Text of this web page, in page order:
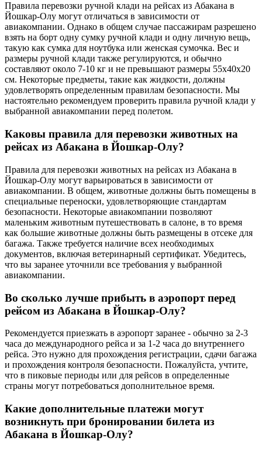
Правила перевозки ручной клади на рейсах из Абакана в
Йошкар-Олу могут отличаться в зависимости от
авиакомпании. Однако в общем случае пассажирам разрешено
взять на борт одну сумку ручной клади и одну личную вещь,
такую как сумка для ноутбука или женская сумочка. Вес и
размеры ручной клади также регулируются, и обычно
составляют около 7-10 кг и не превышают размеры 55x40x20
см. Некоторые предметы, такие как жидкости, должны
удовлетворять определенным правилам безопасности. Мы
настоятельно рекомендуем проверить правила ручной клади у
выбранной авиакомпании перед полетом.
Каковы правила для перевозки животных на
рейсах из Абакана в Йошкар-Олу?
Правила для перевозки животных на рейсах из Абакана в
Йошкар-Олу могут варьироваться в зависимости от
авиакомпании. В общем, животные должны быть помещены в
специальные переноски, удовлетворяющие стандартам
безопасности. Некоторые авиакомпании позволяют
маленьким животным путешествовать в салоне, в то время
как большие животные должны быть размещены в отсеке для
багажа. Также требуется наличие всех необходимых
документов, включая ветеринарный сертификат. Убедитесь,
что вы заранее уточнили все требования у выбранной
авиакомпании.
Во сколько лучше прибыть в аэропорт перед
рейсом из Абакана в Йошкар-Олу?
Рекомендуется приезжать в аэропорт заранее - обычно за 2-3
часа до международного рейса и за 1-2 часа до внутреннего
рейса. Это нужно для прохождения регистрации, сдачи багажа
и прохождения контроля безопасности. Пожалуйста, учтите,
что в пиковые периоды или для рейсов в определенные
страны могут потребоваться дополнительное время.
Какие дополнительные платежи могут
возникнуть при бронировании билета из
Абакана в Йошкар-Олу?